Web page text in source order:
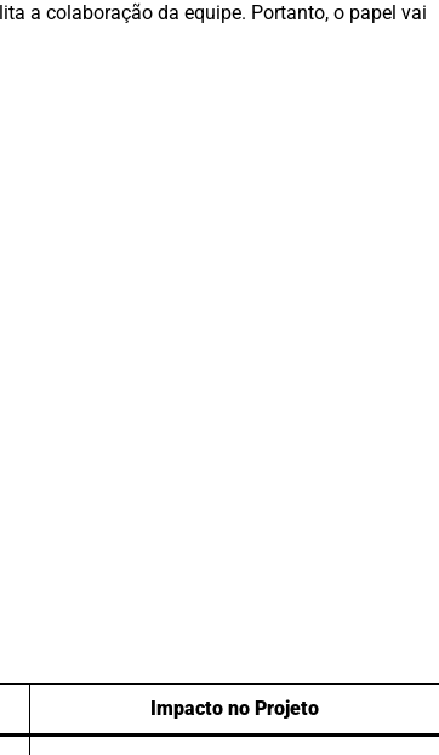
a colaboração da equipe. Portanto, o papel vai
Impacto no Projeto